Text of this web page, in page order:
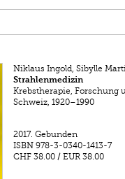
Niklaus Ingold, Sibylle
Strahlenmedizin
Krebstherapie, Forschung
Schweiz, 1920–1990
2017. Gebunden
ISBN 978-3-0340-1413-7
CHF 38.00 /EUR 38.00